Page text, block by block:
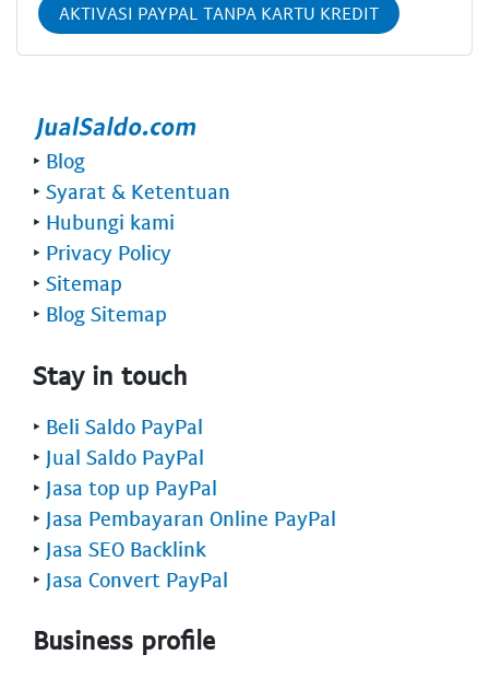
AKTIVASI PAYPAL TANPA KARTU KREDIT
‣ Blog
‣ Syarat & Ketentuan
‣ Hubungi kami
‣ Privacy Policy
‣ Sitemap
‣ Blog Sitemap
Stay in touch
‣ Beli Saldo PayPal
‣ Jual Saldo PayPal
‣ Jasa top up PayPal
‣ Jasa Pembayaran Online PayPal
‣ Jasa SEO Backlink
‣ Jasa Convert PayPal
Business profile